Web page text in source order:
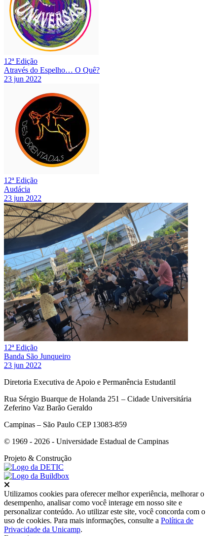
12ª Edição
Através do Espelho… O Quê?
23 jun 2022
12ª Edição
Audácia
23 jun 2022
12ª Edição
Banda São Junqueiro
23 jun 2022
Diretoria Executiva de Apoio e Permanência Estudantil
Rua Sérgio Buarque de Holanda 251 – Cidade Universitária
Zeferino Vaz Barão Geraldo
Campinas – São Paulo CEP 13083-859
© 1969 - 2026 - Universidade Estadual de Campinas
Projeto & Construção
Utilizamos cookies para oferecer melhor experiência, melhorar o
desempenho, analisar como você interage em nosso site e
personalizar conteúdo. Ao utilizar este site, você concorda com o
uso de cookies. Para mais informações, consulte a Política de
Privacidade da Unicamp.